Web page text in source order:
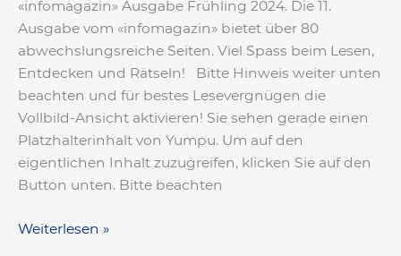
«infomagazin» Ausgabe Frühling 2024. Die 11.
Ausgabe vom «infomagazin» bietet über 80
abwechslungsreiche Seiten. Viel Spass beim Lesen,
Entdecken und Rätseln! Bitte Hinweis weiter unten
beachten und für bestes Lesevergnügen die
Vollbild-Ansicht aktivieren! Sie sehen gerade einen
Platzhalterinhalt von Yumpu. Um auf den
eigentlichen Inhalt zuzugreifen, klicken Sie auf den
Button unten. Bitte beachten
Weiterlesen »